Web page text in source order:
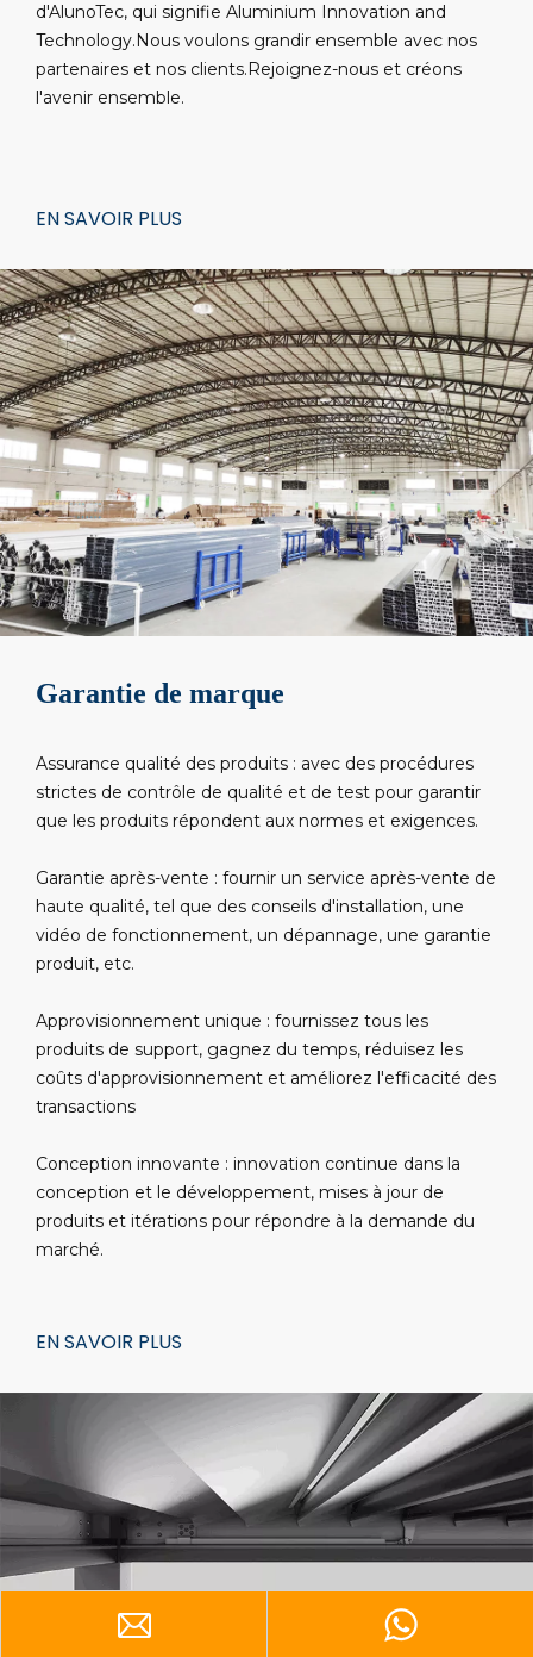
d'AlunoTec, qui signifie Aluminium Innovation and
Technology.Nous voulons grandir ensemble avec nos
partenaires et nos clients.Rejoignez-nous et créons
l'avenir ensemble.
EN SAVOIR PLUS
Garantie de marque
Assurance qualité des produits : avec des procédures
strictes de contrôle de qualité et de test pour garantir
que les produits répondent aux normes et exigences.
Garantie après-vente : fournir un service après-vente de
haute qualité, tel que des conseils d'installation, une
vidéo de fonctionnement, un dépannage, une garantie
produit, etc.
Approvisionnement unique : fournissez tous les
produits de support, gagnez du temps, réduisez les
coûts d'approvisionnement et améliorez l'efficacité des
transactions
Conception innovante : innovation continue dans la
conception et le développement, mises à jour de
produits et itérations pour répondre à la demande du
marché.
EN SAVOIR PLUS